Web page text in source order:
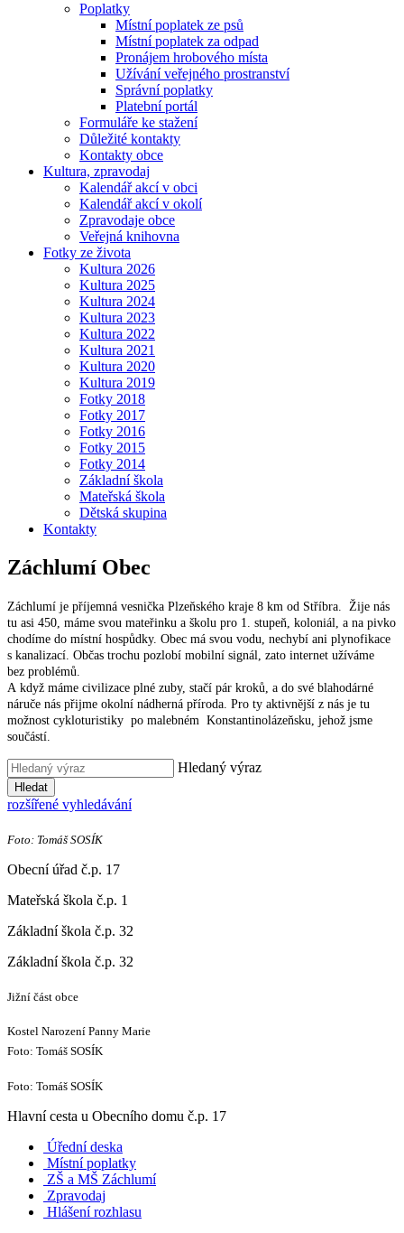
Poplatky
Místní poplatek ze psů
Místní poplatek za odpad
Pronájem hrobového místa
Užívání veřejného prostranství
Správní poplatky
Platební portál
Formuláře ke stažení
Důležité kontakty
Kontakty obce
Kultura, zpravodaj
Kalendář akcí v obci
Kalendář akcí v okolí
Zpravodaje obce
Veřejná knihovna
Fotky ze života
Kultura 2026
Kultura 2025
Kultura 2024
Kultura 2023
Kultura 2022
Kultura 2021
Kultura 2020
Kultura 2019
Fotky 2018
Fotky 2017
Fotky 2016
Fotky 2015
Fotky 2014
Základní škola
Mateřská škola
Dětská skupina
Kontakty
Záchlumí Obec
Záchlumí je příjemná vesnička Plzeňského kraje 8 km od Stříbra. Žije nás
tu asi 450, máme svou mateřinku a školu pro 1. stupeň, koloniál, a na pivko
chodíme do místní hospůdky. Obec má svou vodu, nechybí ani plynofikace
s kanalizací. Občas trochu pozlobí mobilní signál, zato internet užíváme
bez problémů.
A když máme civilizace plné zuby, stačí pár kroků, a do své blahodárné
náruče nás přijme okolní nádherná příroda. Pro ty aktivnější z nás je tu
možnost cykloturistiky po malebném Konstantinolázeňsku, jehož jsme
součástí.
Hledaný výraz
Hledat
rozšířené vyhledávání
Foto: Tomáš SOSÍK
Obecní úřad č.p. 17
Mateřská škola č.p. 1
Základní škola č.p. 32
Základní škola č.p. 32
Jižní část obce
Kostel Narození Panny Marie
Foto: Tomáš SOSÍK
Foto: Tomáš SOSÍK
Hlavní cesta u Obecního domu č.p. 17
Úřední deska
Místní poplatky
ZŠ a MŠ Záchlumí
Zpravodaj
Hlášení rozhlasu